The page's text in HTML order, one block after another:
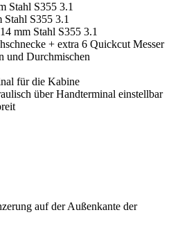
Stahl S355 3.1
Stahl S355 3.1
mm Stahl S355 3.1
+ extra 6 Quickcut Messer
und Durchmischen
für die Kabine
über Handterminal einstellbar
auf der Außenkante der